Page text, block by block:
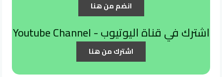
انضم من هنا
اشترك في قناة اليوتيوب - Youtube Channel
اشترك من هنا